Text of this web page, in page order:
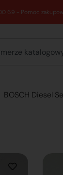
69 - Pomoc
BOSCH Diesel